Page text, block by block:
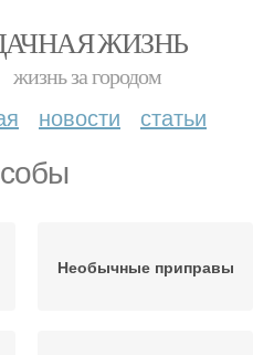
ЖИЗНЬ
жизнь за городом
новости статьи
Необычные приправы